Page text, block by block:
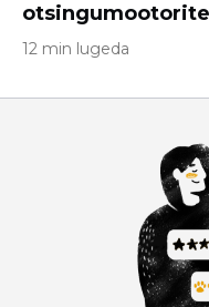
12 min lugeda